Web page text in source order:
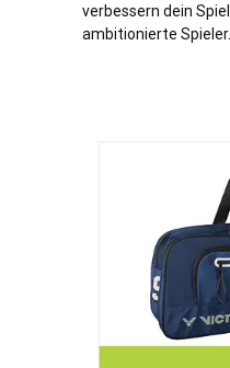
verbessern dein
ambitionierte Spieler.